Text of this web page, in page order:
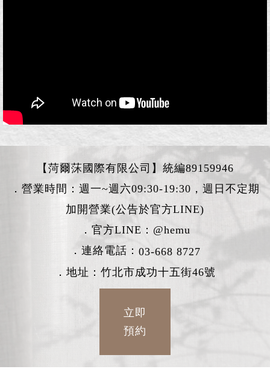
【菏爾莯國際有限公司】統編89159946
．營業時間：週一~週六09:30-19:30，週日不定期
加開營業(公告於官方LINE)
．官方LINE： @hemu
．連絡電話： 03-668 8727
．地址：竹北市成功十五街46號
立即
預約